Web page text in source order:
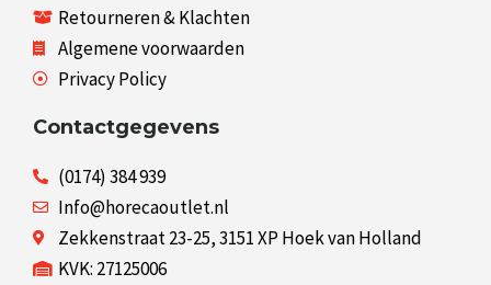
Retourneren & Klachten
Algemene voorwaarden
Privacy Policy
Contactgegevens
(0174) 384 939
Info@horecaoutlet.nl
Zekkenstraat 23-25, 3151 XP Hoek van Holland
KVK: 27125006